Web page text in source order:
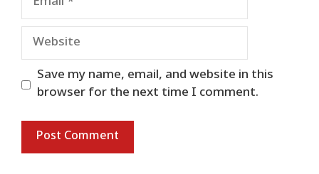
Website
Save my name, email, and website in this
browser for the next time I comment.